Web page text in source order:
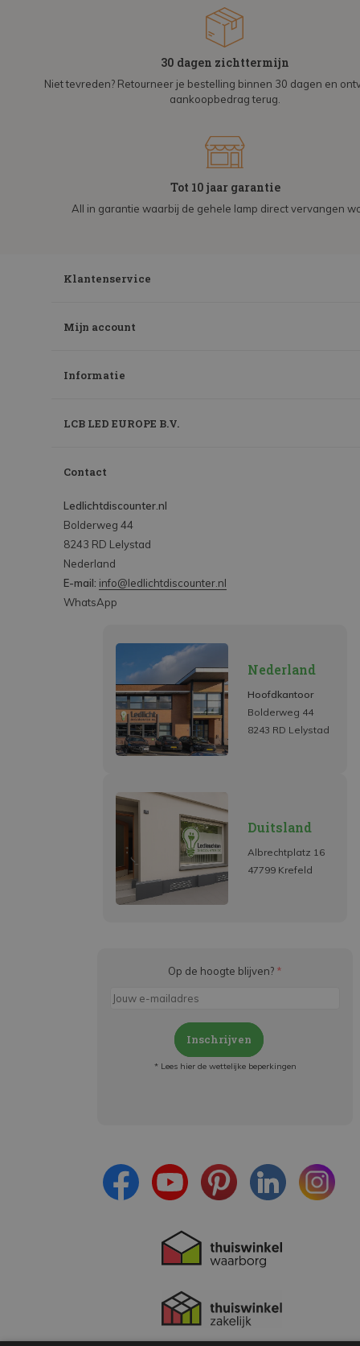
30 dagen zichttermijn
Niet tevreden? Retourneer je bestelling binnen 30 dagen en
aankoopbedrag terug.
Tot 10 jaar garantie
All in garantie waarbij de gehele lamp direct vervangen
Klantenservice
Mijn account
Informatie
LCB LED EUROPE B.V.
Contact
Ledlichtdiscounter.nl
Bolderweg 44
8243 RD Lelystad
Nederland
E-mail: info@ledlichtdiscounter.nl
WhatsApp
Nederland
Hoofdkantoor
Bolderweg 44
8243 RD Lelystad
Duitsland
Albrechtplatz 16
47799 Krefeld
Op de hoogte blijven? *
Inschrijven
* Lees hier de wettelijke beperkingen